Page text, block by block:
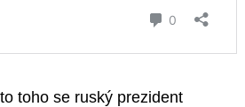
toho se ruský prezident